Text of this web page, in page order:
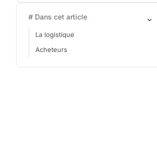
# Dans cet article
La logistique
Acheteurs